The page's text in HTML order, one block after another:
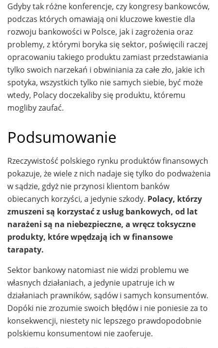
Gdyby tak różne konferencje, czy kongresy bankowców,
podczas których omawiają oni kluczowe kwestie dla
rozwoju bankowości w Polsce, jak i zagrożenia oraz
problemy, z którymi boryka się sektor, poświęcili raczej
opracowaniu takiego produktu zamiast przedstawiania
tylko swoich narzekań i obwiniania za całe zło, jakie ich
spotyka, wszystkich tylko nie samych siebie, być może
wtedy, Polacy doczekaliby się produktu, któremu
mogliby zaufać.
Podsumowanie
Rzeczywistość polskiego rynku produktów finansowych
pokazuje, że wiele z nich nadaje się tylko do podważenia
w sądzie, gdyż nie przynosi klientom banków
obiecanych korzyści, a jedynie szkody. Polacy, którzy
zmuszeni są korzystać z usług bankowych, od lat
narażeni są na niebezpieczne, a wręcz toksyczne
produkty, które wpędzają ich w finansowe
tarapaty.
Sektor bankowy natomiast nie widzi problemu we
własnych działaniach, a jedynie upatruje ich w
działaniach prawników, sądów i samych konsumentów.
Dopóki nie zrozumie swoich błędów i nie poniesie za to
konsekwencji, niestety nic lepszego prawdopodobnie
polskiemu konsumentowi nie zaoferuje.